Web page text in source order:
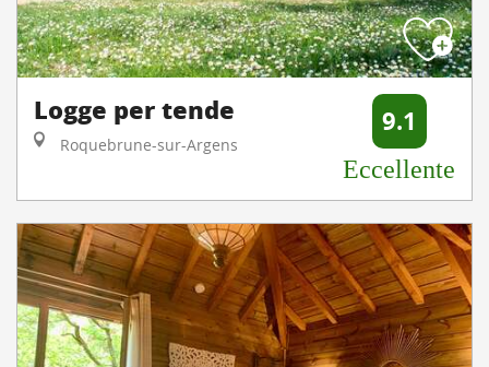
Logge per tende
Roquebrune-sur-Argens
9.1
Eccellente